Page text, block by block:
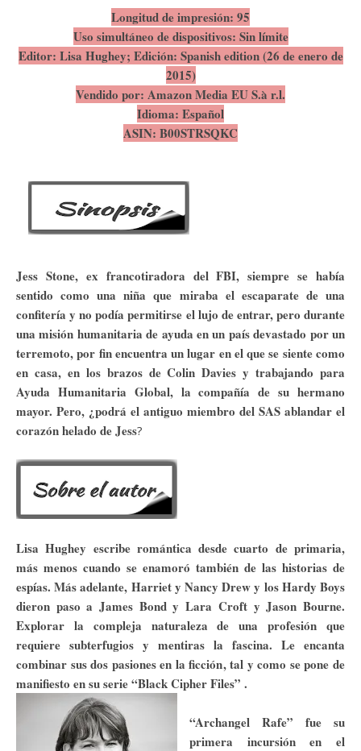
Longitud de impresión: 95
Uso simultáneo de dispositivos: Sin límite
Editor: Lisa Hughey; Edición: Spanish edition (26 de enero de
2015)
Vendido por: Amazon Media EU S.à r.l.
Idioma: Español
ASIN: B00STRSQKC
Jess Stone, ex francotiradora del FBI, siempre se había
sentido como una niña que miraba el escaparate de una
confitería y no podía permitirse el lujo de entrar, pero durante
una misión humanitaria de ayuda en un país devastado por un
terremoto, por fin encuentra un lugar en el que se siente como
en casa, en los brazos de Colin Davies y trabajando para
Ayuda Humanitaria Global, la compañía de su hermano
mayor. Pero, ¿podrá el antiguo miembro del SAS ablandar el
corazón helado de Jess?
Lisa Hughey escribe romántica desde cuarto de primaria,
más menos cuando se enamoró también de las historias de
espías. Más adelante, Harriet y Nancy Drew y los Hardy Boys
dieron paso a James Bond y Lara Croft y Jason Bourne.
Explorar la compleja naturaleza de una profesión que
requiere subterfugios y mentiras la fascina. Le encanta
combinar sus dos pasiones en la ficción, tal y como se pone de
manifiesto en su serie “Black Cipher Files” .
“Archangel Rafe” fue su
primera incursión en el